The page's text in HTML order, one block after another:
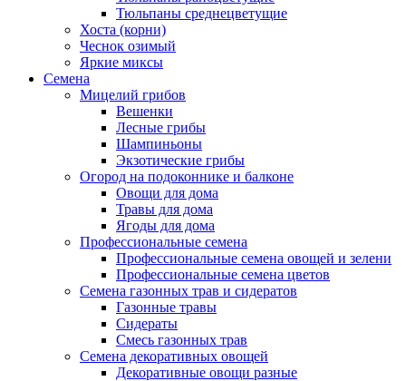
Тюльпаны среднецветущие
Хоста (корни)
Чеснок озимый
Яркие миксы
Семена
Мицелий грибов
Вешенки
Лесные грибы
Шампиньоны
Экзотические грибы
Огород на подоконнике и балконе
Овощи для дома
Травы для дома
Ягоды для дома
Профессиональные семена
Профессиональные семена овощей и зелени
Профессиональные семена цветов
Семена газонных трав и сидератов
Газонные травы
Сидераты
Смесь газонных трав
Семена декоративных овощей
Декоративные овощи разные